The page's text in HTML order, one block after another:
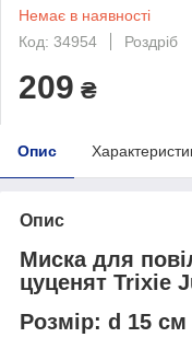
Немає в наявності
Код: 34954
Роздріб
209 ₴
Опис
Опис
Миска для
цуценят Trixie
Розмір: d 15 см